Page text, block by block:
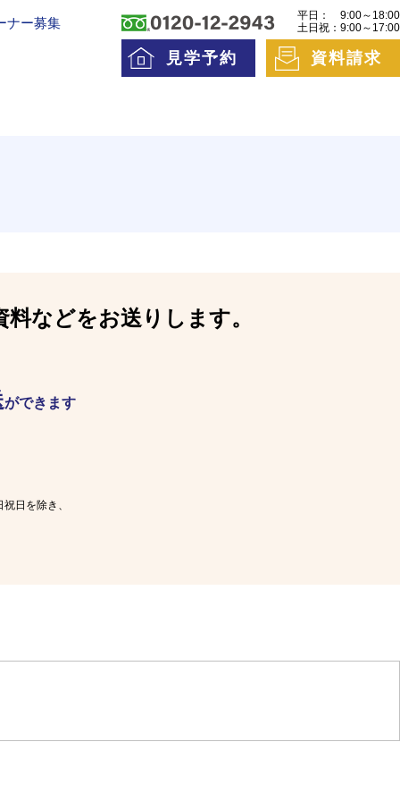
ナー募集
平日：
土日祝：
9:00～18:00
9:00～17:00
見学予約 資料請求
などをお送りします。
ができます
日を除き、